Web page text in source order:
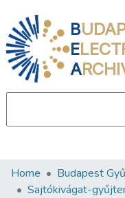
B
E
A
Communities &
Home Budapest
Sajtókivágat-